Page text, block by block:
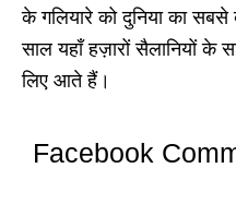
के गलियारे को दुनिया का सबसे
साल यहाँ हज़ारों सैलानियों के
लिए आते हैं।
Facebook